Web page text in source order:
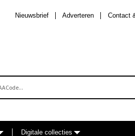
Contact
Adverteren
Nieuwsbrief
Digitale collecties